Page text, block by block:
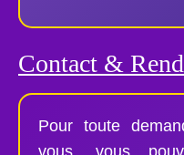
Contact &
Pour toute